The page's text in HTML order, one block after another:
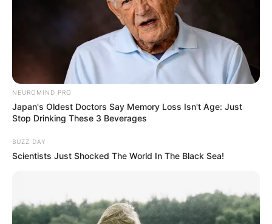
NEUROMIND PRO
Japan's Oldest Doctors Say Memory Loss Isn't Age: Just
Stop Drinking These 3 Beverages
BUZZ DAY
Scientists Just Shocked The World In The Black Sea!